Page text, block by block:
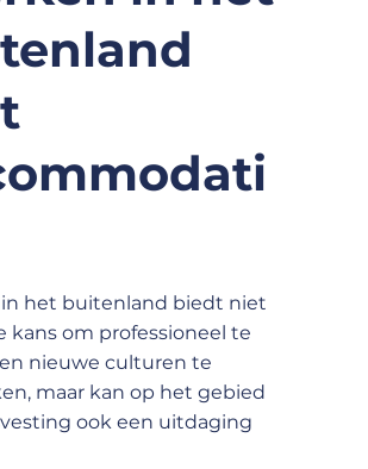
het buitenland biedt niet
kans om professioneel te
nieuwe culturen te
maar kan op het gebied
ook een uitdaging